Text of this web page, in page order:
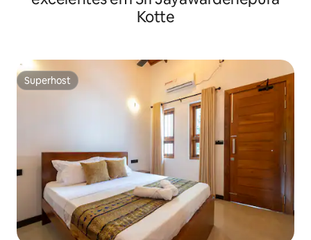
Kotte
Superhost
Superhost